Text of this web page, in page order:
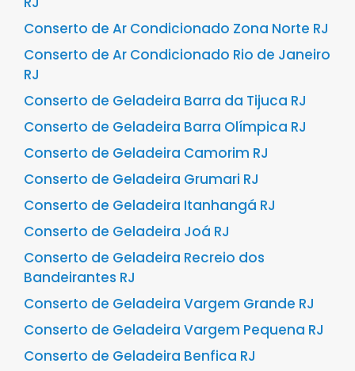
Conserto de Ar Condicionado Zona Norte RJ
Conserto de Ar Condicionado Rio de Janeiro
RJ
Conserto de Geladeira Barra da Tijuca RJ
Conserto de Geladeira Barra Olímpica RJ
Conserto de Geladeira Camorim RJ
Conserto de Geladeira Grumari RJ
Conserto de Geladeira Itanhangá RJ
Conserto de Geladeira Joá RJ
Conserto de Geladeira Recreio dos
Bandeirantes RJ
Conserto de Geladeira Vargem Grande RJ
Conserto de Geladeira Vargem Pequena RJ
Conserto de Geladeira Benfica RJ